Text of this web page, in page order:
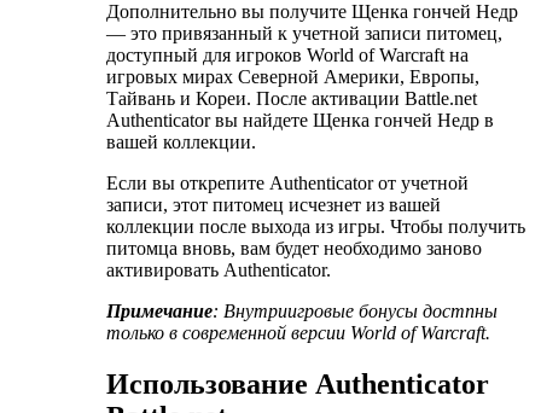
Дополнительно вы получите Щенка гончей Недр
— это привязанный к учетной записи питомец,
доступный для игроков World of Warcraft на
игровых мирах Северной Америки, Европы,
Тайвань и Кореи. После активации Battle.net
Authenticator вы найдете Щенка гончей Недр в
вашей коллекции.
Если вы открепите Authenticator от учетной
записи, этот питомец исчезнет из вашей
коллекции после выхода из игры. Чтобы получить
питомца вновь, вам будет необходимо заново
активировать Authenticator.
Примечание: Внутриигровые бонусы достпны
только в современной версии World of Warcraft.
Использование Authenticator